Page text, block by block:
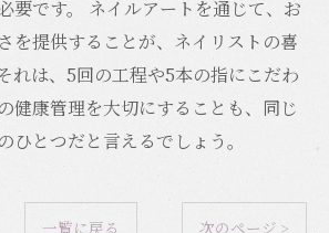
要です。 ネイルアートを通じて、お
を提供することが、ネイリストの喜
れは、5回の工程や5本の指にこだわ
健康管理を大切にすることも、同じ
ひとつだと言えるでしょう。
一覧に戻る 次のページ >